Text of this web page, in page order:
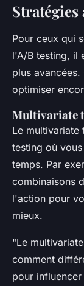
Stratégies
Pour ceux qui
l'A/B testing, il
plus
optimiser
Multivariate
Le multivariate
testing où
temps. Par
combinaisons
l'action pour
mieux.
"Le
comment
pour